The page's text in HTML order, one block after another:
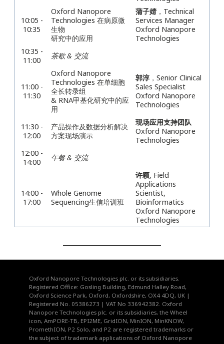
10:05 -
10:35
Oxford Nanopore
Technologies 在病原微
生物
研究中的应用
蒲子婧，Technical
Services Manager
Oxford Nanopore
Technologies
10:35 -
11:00
茶歇 & 交流
11:00 -
11:30
Oxford Nanopore
Technologies 在单细胞
全长转录组
& RNA甲基化研究中的应
用
郭淳， Senior Clinical
Sales Specialist
Oxford Nanopore
Technologies
11:30 -
12:00
产品操作及数据分析解决
方案现场演示
现场应用支持团队
Oxford Nanopore
Technologies
12:00 -
14:00
午餐 & 交流
14:00 -
17:00
Whole Genome
Sequencing生信培训班
许颖, Field
Applications
Scientist,
Bioinformatics
Oxford Nanopore
Technologies
Oxford Nanopore Technologies plc. or its subsidiaries.
Registered Office: Gosling Building, Edmund Halley Road,
Oxford Science Park, Oxford, Oxfordshire, OX4 4DQ, UK |
Registered No. 05386273 | VAT No 336942382. Oxford
Nanopore Technologies plc. or its subsidiaries, the Wheel
icon, AmPORE-TB, EPI2ME, GridION, MinION, MinKNOW,
PromethION, P2 Solo, and P2 are registered trademarks or
the subject of trademark applications of Oxford Nanopore